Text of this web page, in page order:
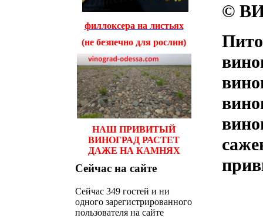
филлоксера на листьях
(не безпечно для рослин)
НАШ ПРИВИТЫЙ
ВИНОГРАД РАСТЕТ
ДАЖЕ НА КАМНЯХ
Сейчас на сайте
Сейчас 349 гостей и ни
одного зарегистрированного
пользователя на сайте
©